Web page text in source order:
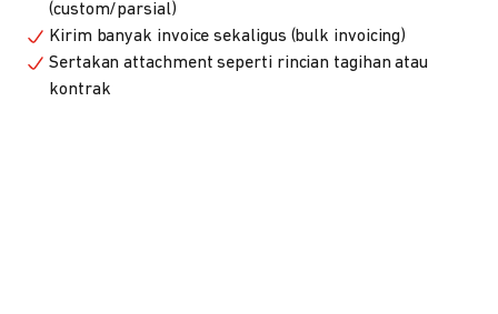
(custom/parsial)
Kirim banyak invoice sekaligus (bulk invoicing)
Sertakan attachment seperti rincian tagihan atau
kontrak